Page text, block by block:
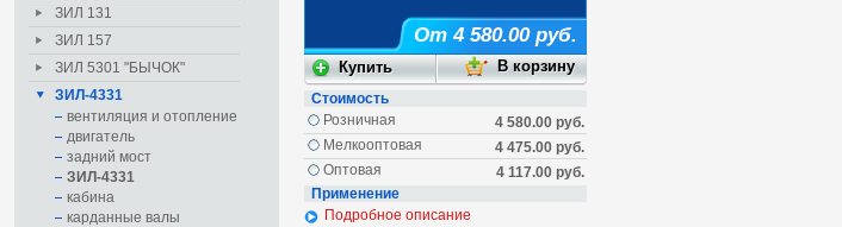
ЗИЛ 131
ЗИЛ 157
ЗИЛ 5301 "БЫЧОК"
ЗИЛ-4331
вентиляция и отопление
двигатель
задний мост
ЗИЛ-4331
кабина
карданные валы
От 4 580.00 руб.
Стоимость
4 580.00 руб.
Розничная
4 475.00 руб.
Мелкооптовая
4 117.00 руб.
Оптовая
Применение
Подробное описание